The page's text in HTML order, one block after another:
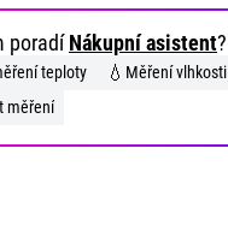
poradíNákupní asistent?
teploty 💧 Měření vlhkosti
měření